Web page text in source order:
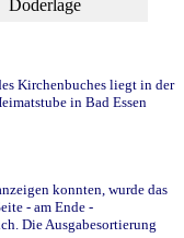
Doderlage
Kirchenbuches liegt in der
in Bad Essen
konnten, wurde das
- am Ende -
Die Ausgabesortierung